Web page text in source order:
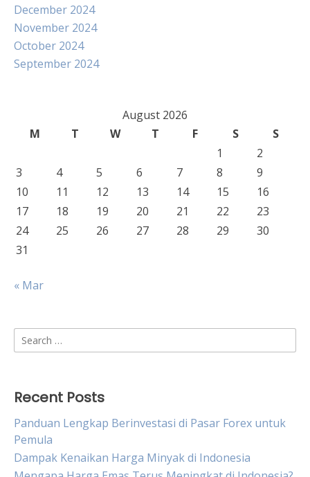
December 2024
November 2024
October 2024
September 2024
August 2026
M
T W T F S
S
1
2
3
4 5 6 7 8
9
10
11 12 13 14 15
16
17
18 19 20 21 22
23
24
25 26 27 28 29
30
31
« Mar
Search
for:
Recent Posts
Panduan Lengkap Berinvestasi di Pasar Forex untuk
Pemula
Dampak Kenaikan Harga Minyak di Indonesia